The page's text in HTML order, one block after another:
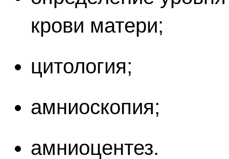
крови матери;
цитология;
амниоскопия;
амниоцентез.